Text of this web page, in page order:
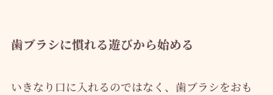
歯ブラシに慣れる遊びから始める
いきなり口に入れるのではなく、歯ブラシをおも